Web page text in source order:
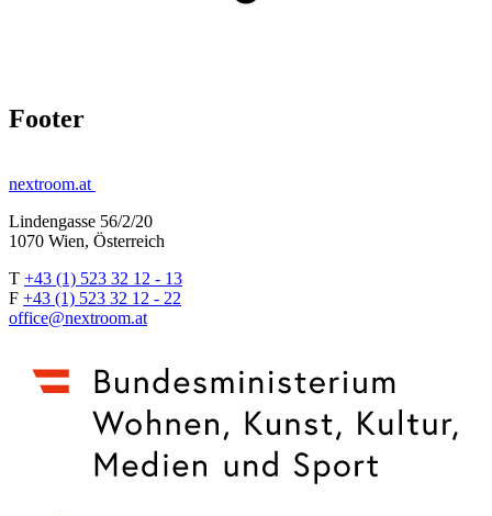
Footer
nextroom.at
Lindengasse 56/2/20
1070 Wien, Österreich
T +43 (1) 523 32 12 - 13
F +43 (1) 523 32 12 - 22
office@nextroom.at